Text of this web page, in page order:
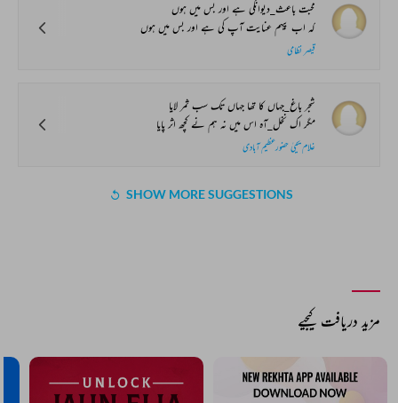
محبت باعث_دیوانگی ہے اور بس میں ہوں
کہ اب پیہم عنایت آپ کی ہے اور بس میں ہوں
قیصر نظامی
شجر باغ_جہاں کا تھا جہاں تک سب ثمر لایا
مگر اک نخل_آہ اس میں نہ ہم نے کچھ اثر پایا
غلام یحییٰ حضورعظیم آبادی
SHOW MORE SUGGESTIONS
Comment